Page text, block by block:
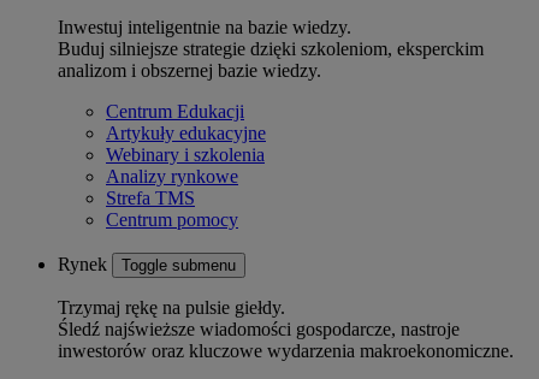
Inwestuj inteligentnie na bazie wiedzy.
Buduj silniejsze strategie dzięki szkoleniom, eksperckim
analizom i obszernej bazie wiedzy.
Centrum Edukacji
Artykuły edukacyjne
Webinary i szkolenia
Analizy rynkowe
Strefa TMS
Centrum pomocy
Rynek Toggle submenu
Trzymaj rękę na pulsie giełdy.
Śledź najświeższe wiadomości gospodarcze, nastroje
inwestorów oraz kluczowe wydarzenia makroekonomiczne.